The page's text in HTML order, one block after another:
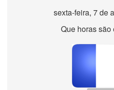
sexta-feira, 7 de
Que horas